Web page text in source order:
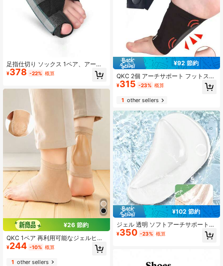
足指仕切り ソックス 1ペア、アーチ
サポート、調整可能な弾力性、摩擦
防止、快適な足指デザイン
¥378 -22% 概算
¥26 節約
QKC 1ペア 再利用可能なジェルヒー
ルプロテクター、伸縮性のある通気
性のある足の摩擦防止、一日中快適
なフットアクセサリー
¥244 -10% 概算
1other sellers
¥92 節約
QKC 2個 アーチサポート フットスリ
ーブ、通気性のある マルチカラーク
ッション インソール カジュアルシュ
ーズ用、バックトゥスクール用品、
ブーツアクセサリー、女性用、アウ
トドア、スポーツ、旅行、家庭、オ
フィス、学校用
¥315 -23% 概算
1other sellers
¥102 節約
ジェル 透明 ソフトアーチサポートパ
ッド 男女兼用、扁平足サポート、内
側アーチパッド、ハーフサイズイン
¥350 -23% 概算